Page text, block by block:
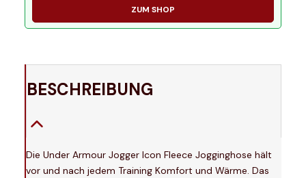
ZUM SHOP
BESCHREIBUNG
Die Under Armour Jogger Icon Fleece Jogginghose hält
vor und nach jedem Training Komfort und Wärme. Das